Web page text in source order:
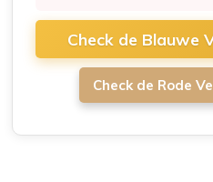
Check de Blauwe
Check de Rode